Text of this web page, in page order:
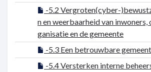
-5.2 Vergroten(cyber-
n en weerbaarheid van inwoners,
ganisatie en de gemeente
-5.3 Een betrouwbare
-5.4 Versterken interne